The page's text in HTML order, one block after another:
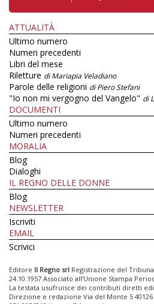
ATTUALITÀ
Ultimo numero
Numeri precedenti
Libri del mese
Riletture di Mariapia Veladiano
Parole delle religioni di Piero Stefani
"Io non mi vergogno del Vangelo" di
DOCUMENTI
Ultimo numero
Numeri precedenti
MORALIA
Blog
Dialoghi
IL REGNO DELLE DONNE
Blog
NEWSLETTER
Iscriviti
EMAIL
Scrivici
Editore Il Regno srl Registrazione del
24.10.1957 Associato all’Unione Stampa
La testata usufruisce dei contributi diretti
Direzione e redazione Via del Monte 5 40126